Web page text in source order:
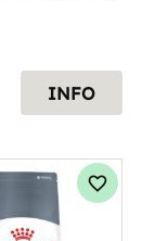
INFO
Lägg